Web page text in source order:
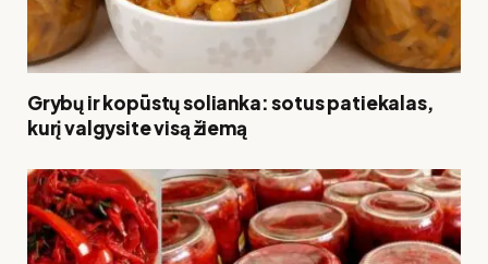
Grybų ir kopūstų solianka: sotus patiekalas,
kurį valgysite visą žiemą